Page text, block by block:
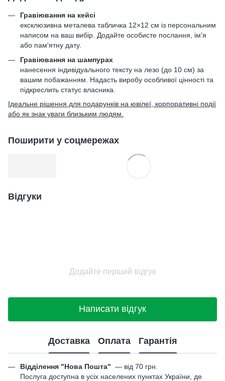
Гравіювання на кейсі
ексклюзивна металева табличка 12×12 см із персональним
написом на ваш вибір. Додайте особисте послання, ім'я
або пам'ятну дату.
Гравіювання на шампурах
нанесення індивідуального тексту на лезо (до 10 см) за
вашим побажанням. Надасть виробу особливої цінності та
підкреслить статус власника.
Ідеальне рішення для подарунків на ювілеї, корпоративні події
або як знак уваги близьким людям.
Поширити у соцмережах
Відгуки
Додайте перший відгук
Написати відгук
Доставка Оплата Гарантія
Відділення "Нова Пошта" — від 70 грн.
Послуга доступна в усіх населених пунктах України, де